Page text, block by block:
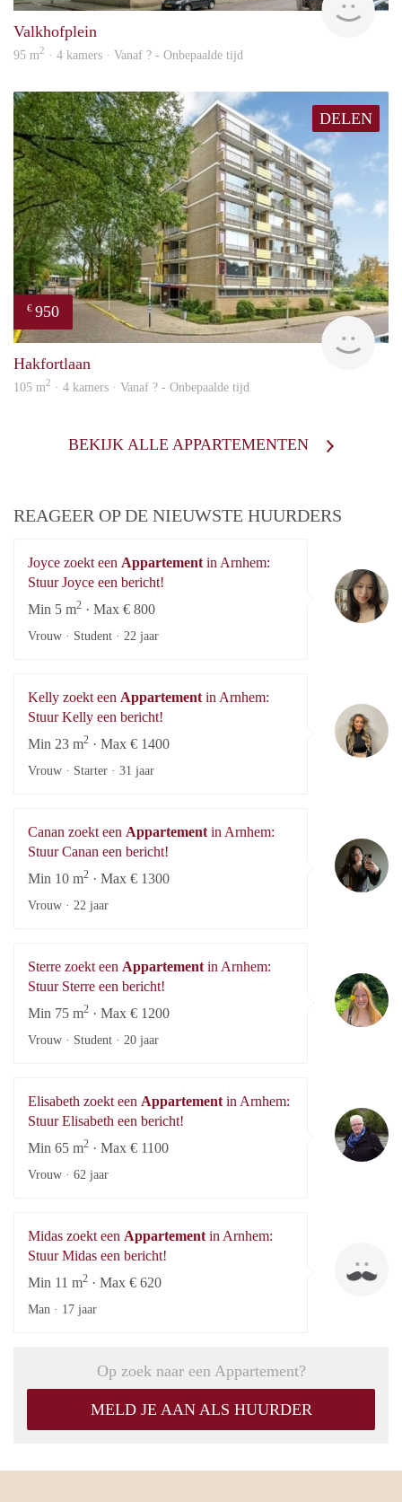
Valkhofplein
95 m2 · 4 kamers · Vanaf ? - Onbepaalde tijd
DELEN
€ 950
Hakfortlaan
105 m2 · 4 kamers · Vanaf ? - Onbepaalde tijd
BEKIJK ALLE APPARTEMENTEN
REAGEER OP DE NIEUWSTE HUURDERS
Joyce zoekt een Appartement in Arnhem:
Stuur Joyce een bericht!
Min 5 m2 · Max € 800
Vrouw · Student · 22 jaar
Kelly zoekt een Appartement in Arnhem:
Stuur Kelly een bericht!
Min 23 m2 · Max € 1400
Vrouw · Starter · 31 jaar
Canan zoekt een Appartement in Arnhem:
Stuur Canan een bericht!
Min 10 m2 · Max € 1300
Vrouw · 22 jaar
Sterre zoekt een Appartement in Arnhem:
Stuur Sterre een bericht!
Min 75 m2 · Max € 1200
Vrouw · Student · 20 jaar
Elisabeth zoekt een Appartement in Arnhem:
Stuur Elisabeth een bericht!
Min 65 m2 · Max € 1100
Vrouw · 62 jaar
Midas zoekt een Appartement in Arnhem:
Stuur Midas een bericht!
Min 11 m2 · Max € 620
Man · 17 jaar
Op zoek naar een Appartement?
MELD JE AAN ALS HUURDER